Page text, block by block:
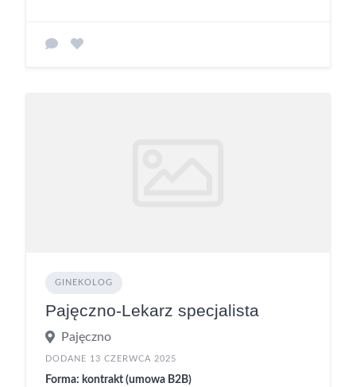
GINEKOLOG
Pajęczno-Lekarz specjalista
Pajęczno
DODANE 13 CZERWCA 2025
Forma: kontrakt (umowa B2B)